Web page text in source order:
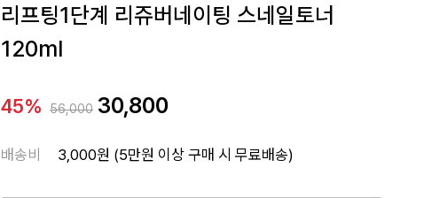
리프팅1단계 리쥬버네이팅 스네일토너
120ml
45% 56,000 30,800
배송비 3,000원 (5만원 이상 구매 시 무료배송)